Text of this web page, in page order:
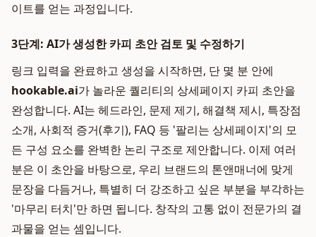
이트를 얻는 과정입니다.
3단계: AI가 생성한 카피 초안 검토 및 수정하기
링크 입력을 완료하고 생성을 시작하면, 단 몇 분 안에
hookable.ai가 놀라운 퀄리티의 상세페이지 카피 초안을
완성합니다. AI는 헤드라인, 문제 제기, 해결책 제시, 특장점
소개, 사회적 증거(후기), FAQ 등 '팔리는 상세페이지'의 모
든 구성 요소를 완벽한 논리 구조로 제안합니다. 이제 여러
분은 이 초안을 바탕으로, 우리 브랜드의 톤앤매너에 맞게
문장을 다듬거나, 특별히 더 강조하고 싶은 부분을 부각하는
'마무리 터치'만 하면 됩니다. 창작의 고통 없이 전문가의 결
과물을 얻는 셈입니다.